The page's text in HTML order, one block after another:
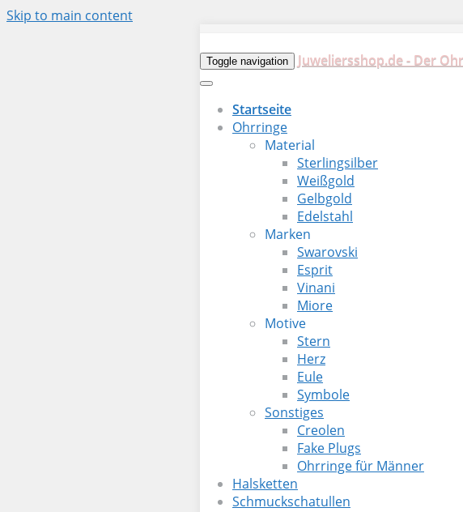
Skip to main content
Toggle navigation Juweliersshop.de - Der
Startseite
Ohrringe
Material
Sterlingsilber
Weißgold
Gelbgold
Edelstahl
Marken
Swarovski
Esprit
Vinani
Miore
Motive
Stern
Herz
Eule
Symbole
Sonstiges
Creolen
Fake Plugs
Ohrringe für Männer
Halsketten
Schmuckschatullen